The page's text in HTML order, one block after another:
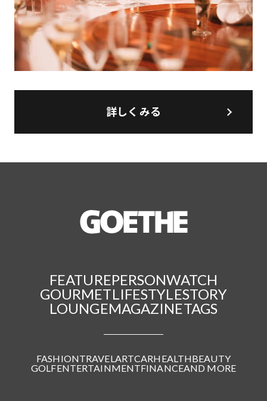
詳しくみる
FEATUREPERSONWATCH
GOURMETLIFESTYLESTORY
LOUNGEMAGAZINETAGS
FASHIONTRAVELARTCARHEALTHBEAUTY
GOLFENTERTAINMENTFINANCEAND MORE